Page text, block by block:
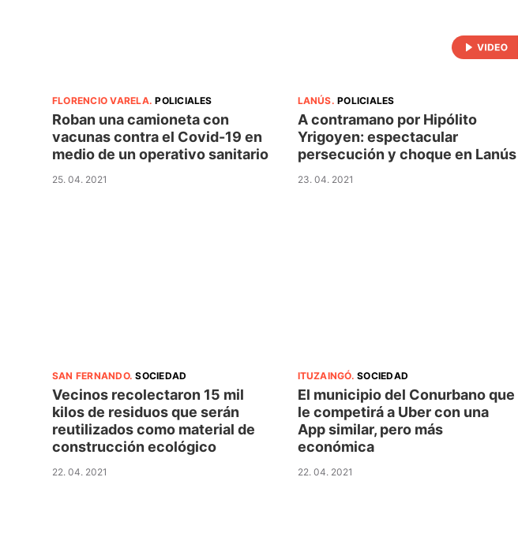
FLORENCIO VARELA.POLICIALES
Roban una camioneta con
vacunas contra el Covid-19 en
medio de un operativo sanitario
25. 04. 2021
LANÚS.POLICIALES
A contramano por Hipólito
Yrigoyen: espectacular
persecución y choque en Lanús
23. 04. 2021
SAN FERNANDO.SOCIEDAD
Vecinos recolectaron 15 mil
kilos de residuos que serán
reutilizados como material de
construcción ecológico
22. 04. 2021
ITUZAINGÓ.SOCIEDAD
El municipio del Conurbano que
le competirá a Uber con una
App similar, pero más
económica
22. 04. 2021